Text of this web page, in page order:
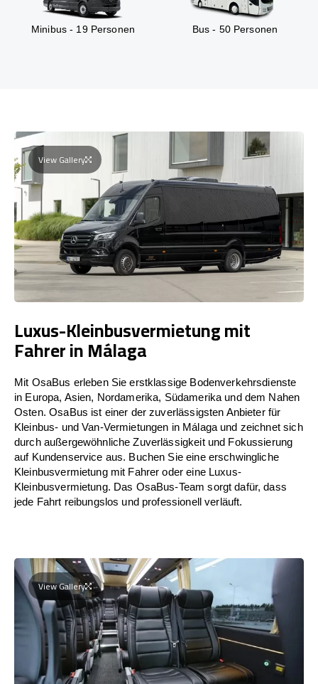
Minibus - 19 Personen Bus - 50 Personen
View Gallery
Luxus-Kleinbusvermietung mit
Fahrer in Málaga
Mit OsaBus erleben Sie erstklassige Bodenverkehrsdienste
in Europa, Asien, Nordamerika, Südamerika und dem Nahen
Osten. OsaBus ist einer der zuverlässigsten Anbieter für
Kleinbus- und Van-Vermietungen in Málaga und zeichnet sich
durch außergewöhnliche Zuverlässigkeit und Fokussierung
auf Kundenservice aus. Buchen Sie eine erschwingliche
Kleinbusvermietung mit Fahrer oder eine Luxus-
Kleinbusvermietung. Das OsaBus-Team sorgt dafür, dass
jede Fahrt reibungslos und professionell verläuft.
View Gallery